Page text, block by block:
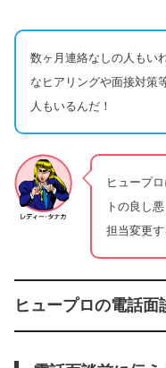
数ヶ月連絡なしの人もい
なヒアリングや面接対策
人もいるんだ！
ヒュープ
トの良し
担当変更
ヒュープロの電話面